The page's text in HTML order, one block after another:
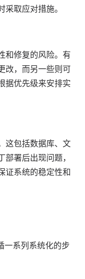
取应对措施。
和修复的风险。有
改，而另一些则可
据优先级来安排实
这包括数据库、文
署后出现问题，
证系统的稳定性和
一系列系统化的步